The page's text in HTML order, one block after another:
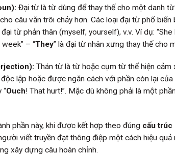
Đại từ là từ dùng để thay thế cho một danh
câu văn trôi chảy hơn. Các loại đại từ phổ
từ phản thân (myself, yourself), v.v. Ví dụ: “She
– “They” là đại từ nhân xưng thay thế cho
Thán từ là từ hoặc cụm từ thể hiện cảm
lập hoặc được ngăn cách với phần còn lại của
“Ouch! That hurt!”. Mặc dù không phải là một
phần này, khi được kết hợp theo đúng cấu trúc
viết truyền đạt thông điệp một cách hiệu
xây dựng câu hoàn chỉnh.